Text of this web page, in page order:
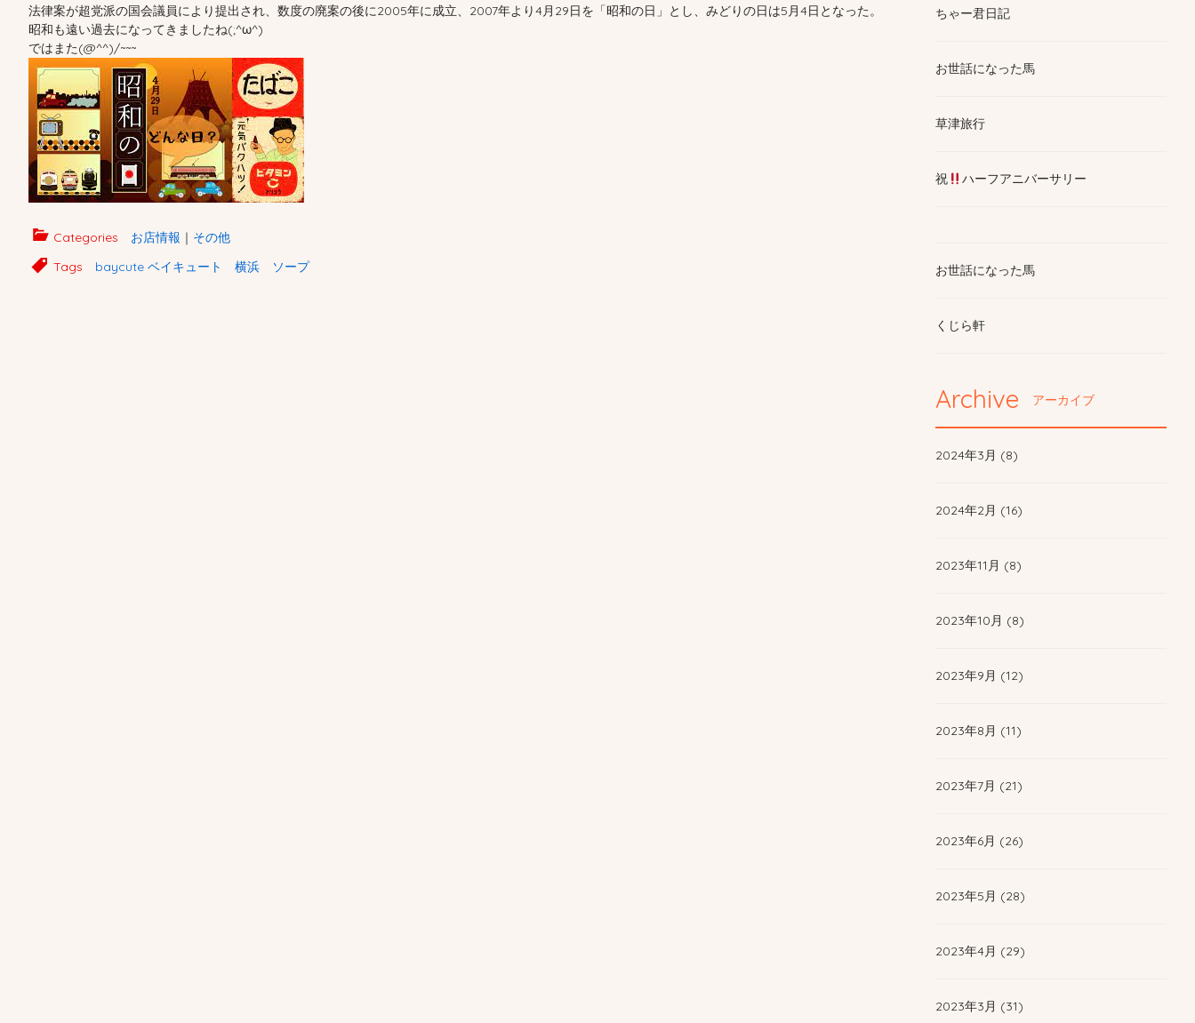
法律案が超党派の国会議員により提出され、数度の廃案の後に2005年に成立、2007年より4月29日を「昭和の日」とし、みどりの日は5月4日となった。
昭和も遠い過去になってきましたね(;^ω^)
ではまた(@^^)/~~~
Categories お店情報 ｜ その他
Tags
baycute ベイキュート 横浜 ソープ
ちゃー君日記
お世話になった馬
草津旅行
祝 ハーフアニバーサリー
お世話になった馬
くじら軒
Archive アーカイブ
2024年3月 (8)
2024年2月 (16)
2023年11月 (8)
2023年10月 (8)
2023年9月 (12)
2023年8月 (11)
2023年7月 (21)
2023年6月 (26)
2023年5月 (28)
2023年4月 (29)
2023年3月 (31)